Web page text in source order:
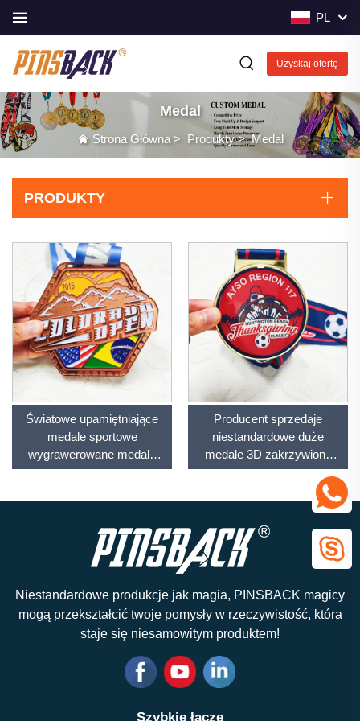
PL
Uzyskaj ofertę
Medal
Strona Główna> Produkty>Medal
PRODUKTY
Światowe upamiętniające
medale sportowe
wygrawerowane medale
bokserskie Wielka wartość
skrzynką
Producent sprzedaje
niestandardowe duże
medale 3D zakrzywiony
projekt drużyny
niestandardowym wstążką
Niestandardowe produkcje jak magia, PINSBACK magicy
mogą przekształcić twoje pomysły w rzeczywistość, która
staje się niesamowitym produktem!
Szybkie łącze